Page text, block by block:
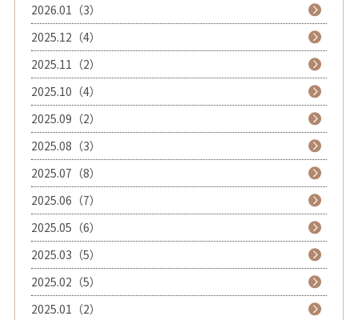
2026.01（3）
2025.12（4）
2025.11（2）
2025.10（4）
2025.09（2）
2025.08（3）
2025.07（8）
2025.06（7）
2025.05（6）
2025.03（5）
2025.02（5）
2025.01（2）